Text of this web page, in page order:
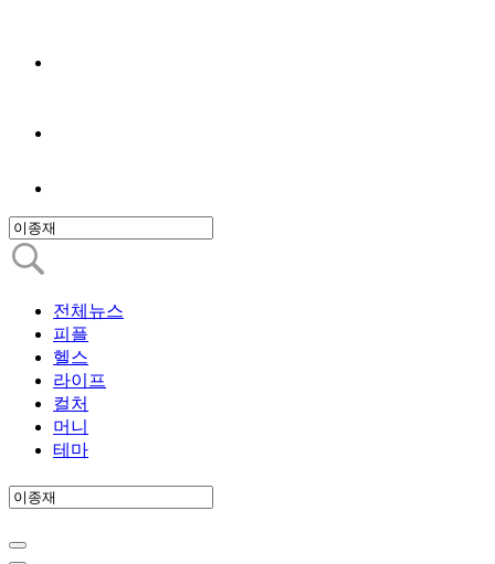
전체뉴스
피플
헬스
라이프
컬처
머니
테마